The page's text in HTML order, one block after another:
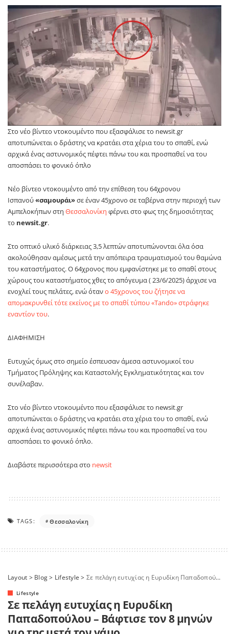
Στο νέο βίντεο ντοκουμέντο που εξασφάλισε το newsit.gr
αποτυπώνεται ο δράστης να κρατάει στα χέρια του το σπαθί, ενώ
αρχικά ένας αστυνομικός πέφτει πάνω του και προσπαθεί να του
αποσπάσει το φονικό όπλο
Νέο βίντεο ντοκουμέντο από την επίθεση του 64χρονου
Ισπανού«σαμουράι»σε έναν 45χρονο σε ταβέρνα στην περιοχή των
Αμπελοκήπων στη Θεσσαλονίκη φέρνει στο φως της δημοσιότητας
το newsit.gr.
Στο οπτικό υλικό διάρκειας 3,5 λεπτών αποτυπώνονται όλα όσα
ακολούθησαν αμέσως μετά την απόπειρα τραυματισμού του θαμώνα
του καταστήματος. Ο 64χρονος που εμφανίστηκε με το σπαθί στους
χώρους του καταστήματος χθες το απόγευμα ( 23/6/2025) άρχισε να
ενοχλεί τους πελάτες, ενώ ότανο 45χρονος του ζήτησε να
απομακρυνθεί τότε εκείνος με το σπαθί τύπου «Tando» στράφηκε
εναντίον του.
ΔΙΑΦΗΜΙΣΗ
Ευτυχώς όμως στο σημείο έσπευσαν άμεσα αστυνομικοί του
Τμήματος Πρόληψης και Καταστολής Εγκληματικότητας και τον
συνέλαβαν.
Στο νέο βίντεο ντοκουμέντο που εξασφάλισε το newsit.gr
αποτυπώνεται ο δράστης να κρατάει στα χέρια του το σπαθί, ενώ
αρχικά ένας αστυνομικός πέφτει πάνω του και προσπαθεί να του
αποσπάσει το φονικό όπλο.
Διαβάστε περισσότερα στο newsit
TAGS: Θεσσαλονίκη
Layout > Blog> Lifestyle > Σε πελάγη ευτυχίας η Ευρυδίκη Παπαδοπούλου – Βάφτισε τον 8 μηνών γιο της μετά τον γάμο
Lifestyle
Σε πελάγη ευτυχίας η Ευρυδίκη
Παπαδοπούλου – Βάφτισε τον 8 μηνών